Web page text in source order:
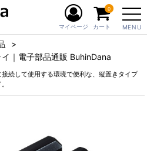
MENU
マイページ カート
0
｜電子部品通販 BuhinDana
続して使用する環境で便利な、縦置きタイプ